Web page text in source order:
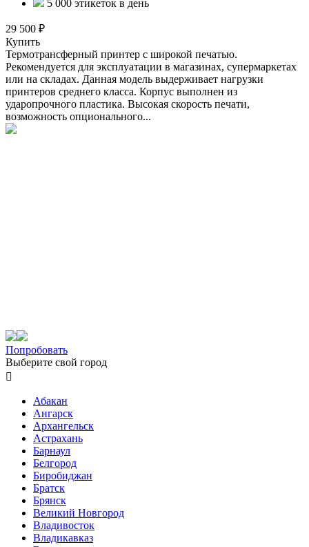
5 000 этикеток в день
29 500 ₽
Купить
Термотрансферный принтер с широкой печатью.
Рекомендуется для эксплуатации в магазинах, супермаркетах
или на складах. Данная модель выдерживает нагрузки
принтеров среднего класса. Корпус выполнен из
ударопрочного пластика. Высокая скорость печати,
возможность опционального...
Попробовать
Выберите свой город

Абакан
Ангарск
Архангельск
Астрахань
Барнаул
Белгород
Биробиджан
Братск
Брянск
Великий Новгород
Владивосток
Владикавказ